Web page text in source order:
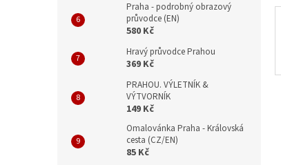
Praha - podrobný obrazový
průvodce (EN)
580 Kč
Hravý průvodce Prahou
369 Kč
PRAHOU. VÝLETNÍK &
VÝTVORNÍK
149 Kč
Omalovánka Praha - Královská
cesta (CZ/EN)
85 Kč